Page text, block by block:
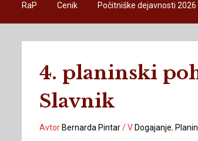
RaP Cenik Počitniške dejavnosti 2026
4. planinski
Slavnik
Avtor Bernarda Pintar/V Dogajanje,